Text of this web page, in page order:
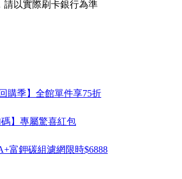
請以實際刷卡銀行為準
購季】全館單件享75折
】專屬驚喜紅包
富鉀碳組濾網限時$6888